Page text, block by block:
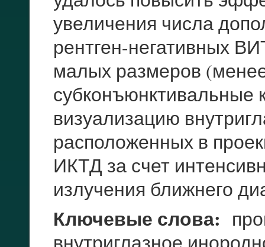
увеличения числа
рентген-негативных
малых размеров
субконъюнктивальные
визуализацию
расположенных в
ИКТД за счет
излучения ближнего
Ключевые слова: